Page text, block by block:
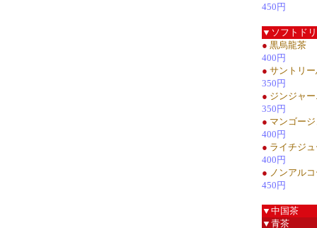
450円
▼ソフトド
● 黒烏龍茶
400円
● サントリ
350円
● ジンジャ
350円
● マンゴー
400円
● ライチジ
400円
● ノンアル
450円
▼中国茶
▼青茶